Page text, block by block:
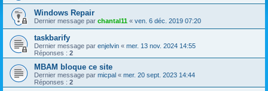
Windows Repair
Dernier message par chantal11 « ven. 6 déc. 2019 07:20
taskbarify
Dernier message par enjelvin « mer. 13 nov. 2024 14:55
Réponses : 2
MBAM bloque ce site
Dernier message par micpal « mer. 20 sept. 2023 14:44
Réponses : 2